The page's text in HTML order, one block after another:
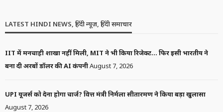
LATEST HINDI NEWS, हिंदी न्यूज़, हिंदी समाचार
IIT में मनचाही शाखा नहीं मिली, MIT ने भी किया रिजेक्ट… फिर इसी भारतीय ने
बना दी अरबों डॉलर की AI कंपनीAugust 7, 2026
UPI यूजर्स को देना होगा चार्ज? वित्त मंत्री निर्मला सीतारमण ने किया बड़ा खुलासा
August 7, 2026